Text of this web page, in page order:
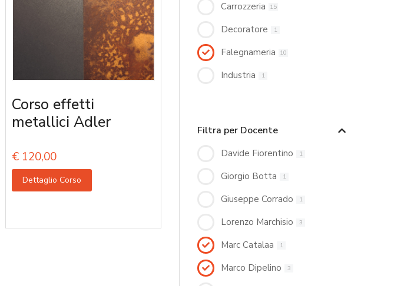
Corso effetti
metallici Adler
€ 120,00
Dettaglio Corso
Carrozzeria 15
Decoratore 1
Falegnameria 10
Industria 1
Filtra per Docente
Davide Fiorentino 1
Giorgio Botta 1
Giuseppe Corrado 1
Lorenzo Marchisio 3
Marc Catalaa 1
Marco Dipelino 3